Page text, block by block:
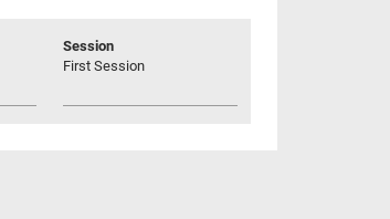
Session
First Session